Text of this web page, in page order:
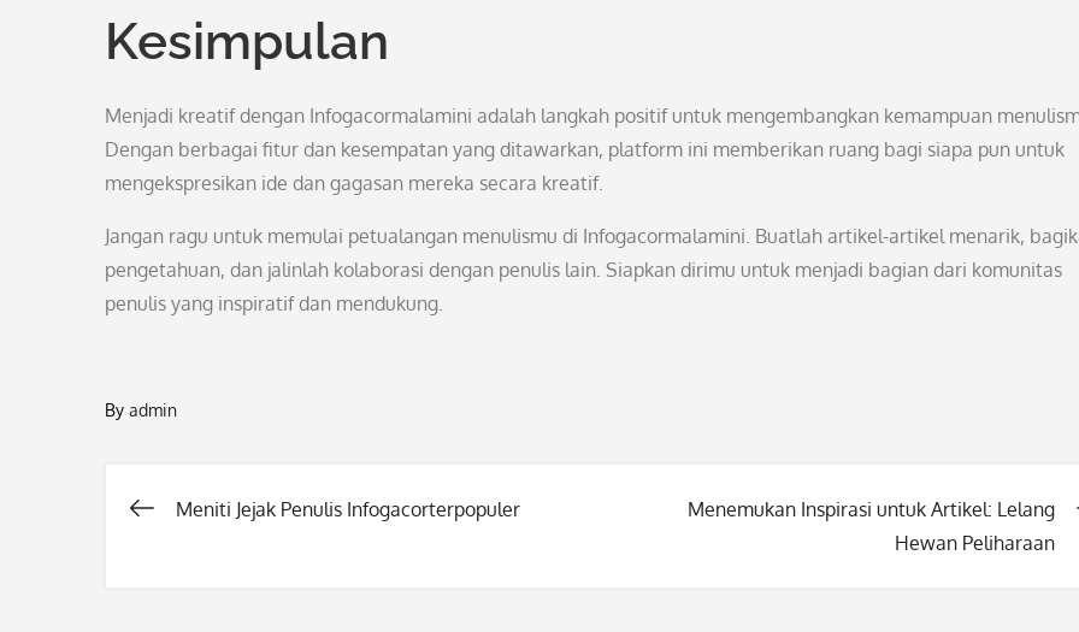
Kesimpulan
Menjadi kreatif dengan Infogacormalamini adalah langkah positif untuk mengembangkan kemampuan
Dengan berbagai fitur dan kesempatan yang ditawarkan, platform ini memberikan ruang bagi siapa pun untuk
mengekspresikan ide dan gagasan mereka secara kreatif.
Jangan ragu untuk memulai petualangan menulismu di Infogacormalamini. Buatlah artikel-artikel menarik,
pengetahuan, dan jalinlah kolaborasi dengan penulis lain. Siapkan dirimu untuk menjadi bagian dari komunitas
penulis yang inspiratif dan mendukung.
By admin
Post
Meniti Jejak Penulis Infogacorterpopuler
Menemukan Inspirasi untuk Artikel: Lelang
Hewan Peliharaan